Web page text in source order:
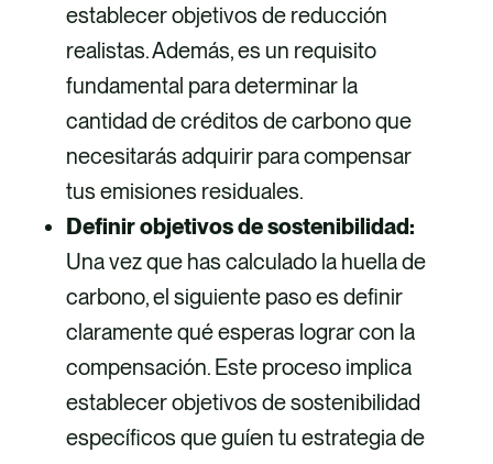
establecer objetivos de reducción
realistas. Además, es un requisito
fundamental para determinar la
cantidad de créditos de carbono que
necesitarás adquirir para compensar
tus emisiones residuales.
Definir objetivos de sostenibilidad:
Una vez que has calculado la huella de
carbono, el siguiente paso es definir
claramente qué esperas lograr con la
compensación. Este proceso implica
establecer objetivos de sostenibilidad
específicos que guíen tu estrategia de